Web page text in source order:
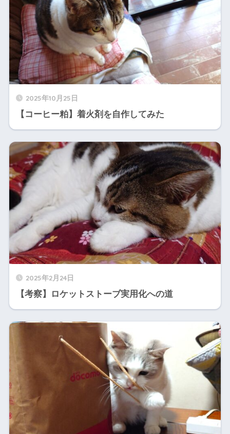
2025年10月25日
【コーヒー粕】着火剤を自作してみた
2025年2月24日
【考察】ロケットストーブ実用化への道